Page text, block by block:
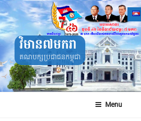
Skip
to
content
វិមាន៧មករា
គណបក្សប្រជាជនកម្ពុជា
Menu